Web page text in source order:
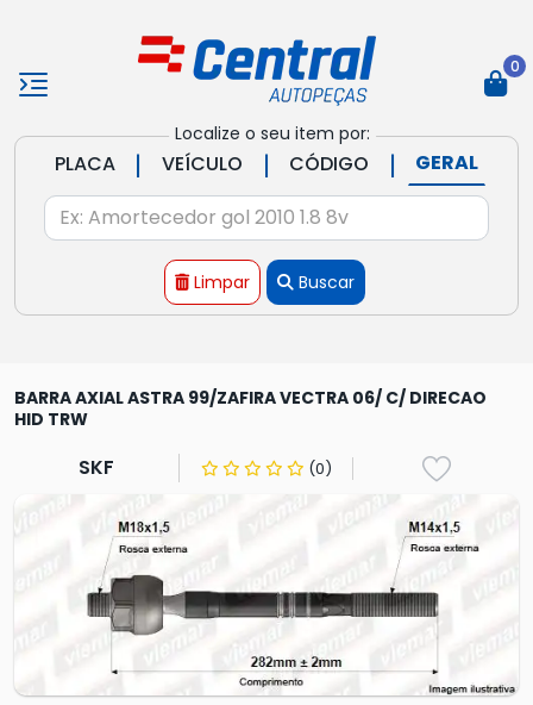
Localize o seu item por:
PLACA | VEÍCULO | CÓDIGO | GERAL
Limpar Buscar
0
BARRA AXIAL ASTRA 99/ZAFIRA VECTRA 06/ C/ DIRECAO
HID TRW
SKF (0)